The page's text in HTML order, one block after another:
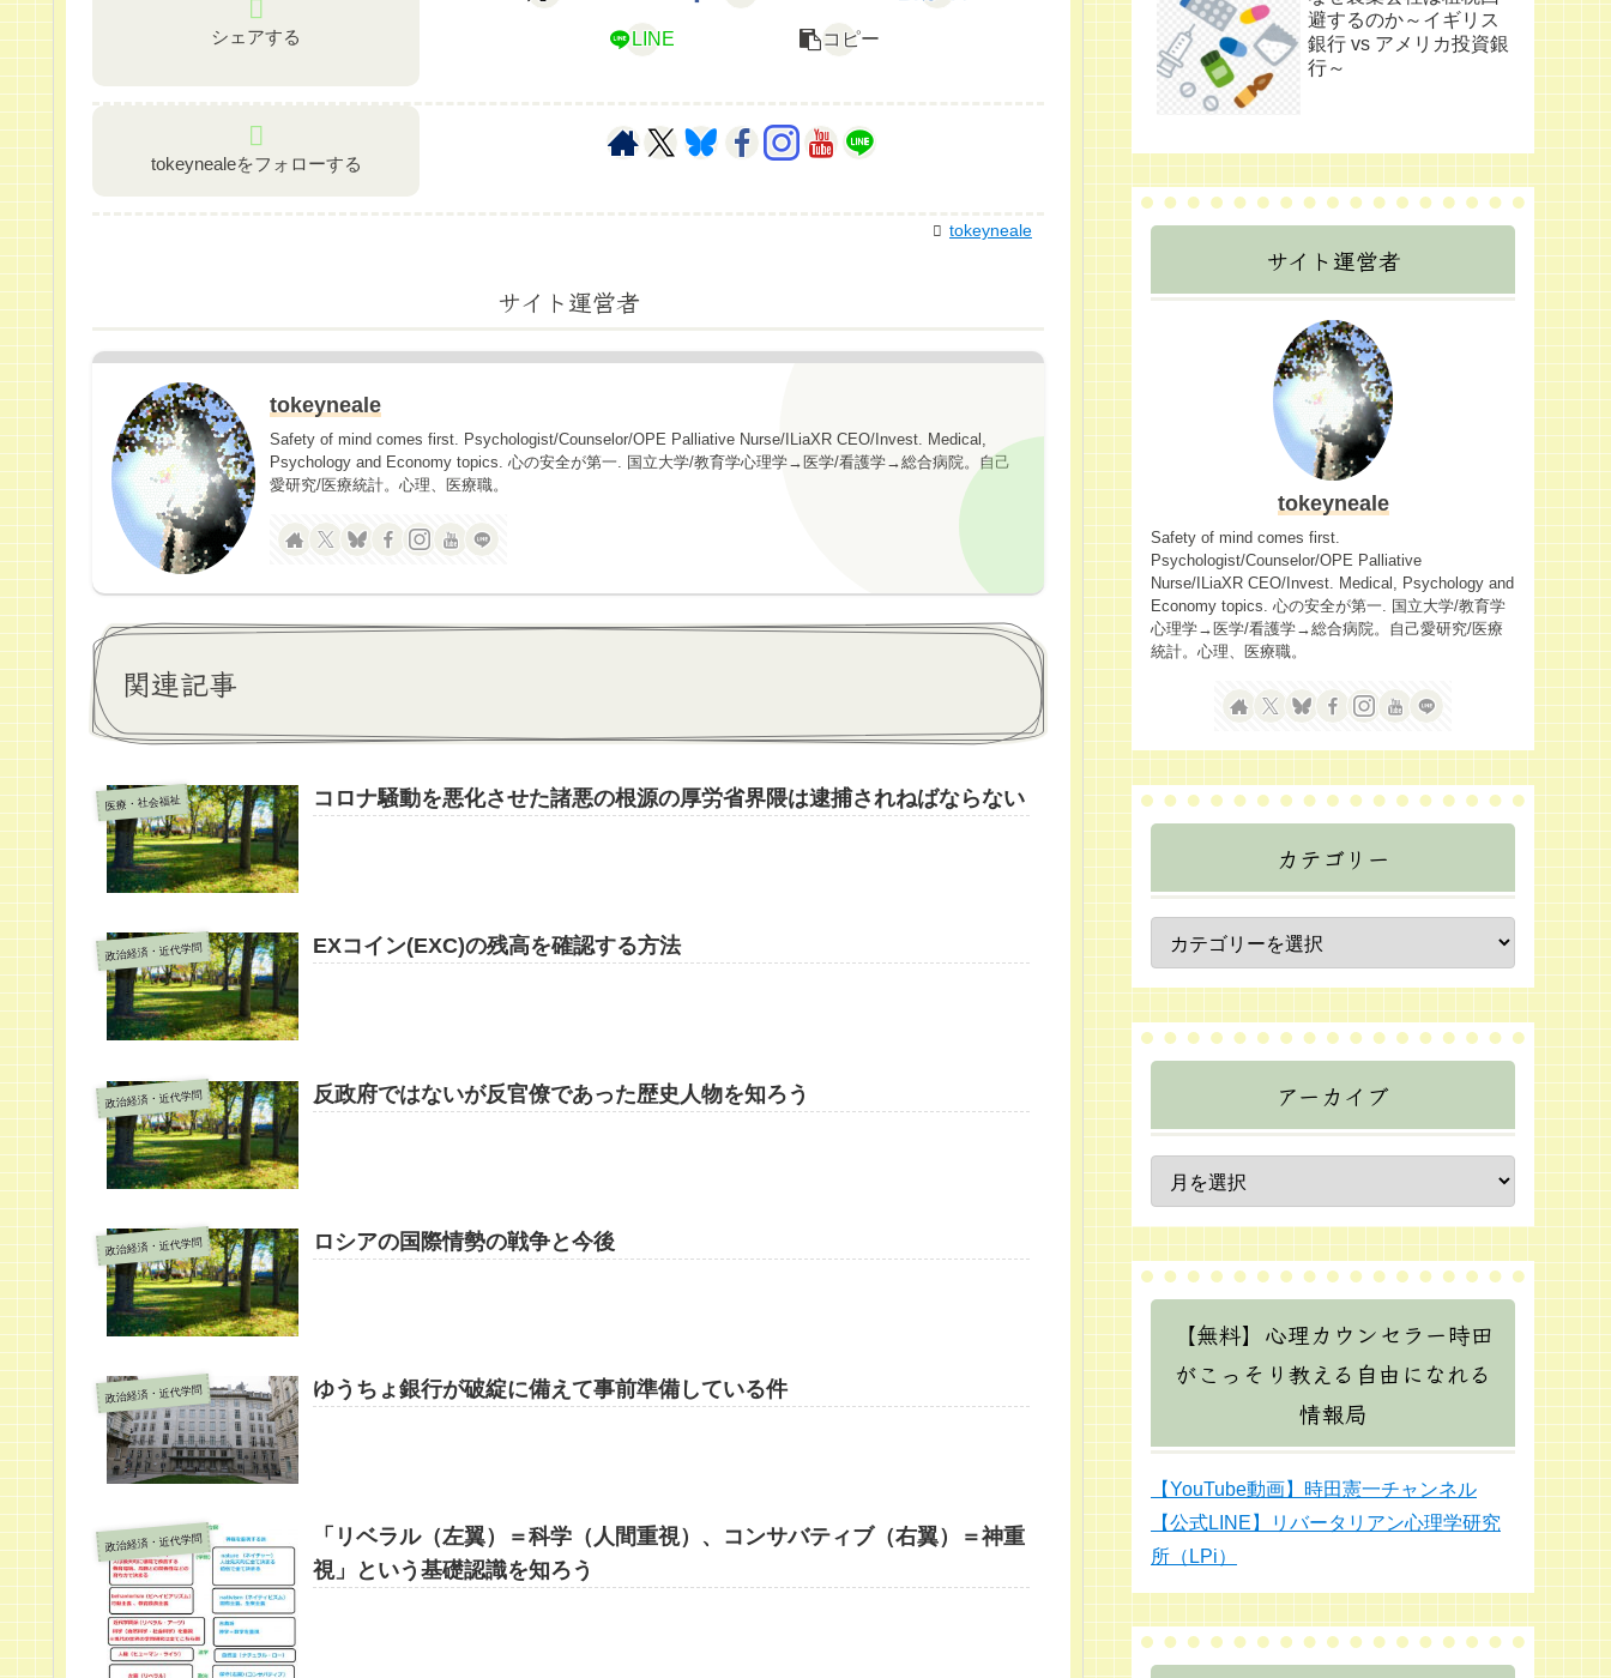
シェアする LINE コピー
tokeynealeをフォローする
tokeyneale
サイト運営者
tokeyneale
Safety of mind comes first. Psychologist/Counselor/OPE Palliative Nurse/ILiaXR CEO/Invest. Medical,
Psychology and Economy topics. 心の安全が第一. 国立大学/教育学心理学→医学/看護学→総合病院。自己
愛研究/医療統計。心理、医療職。
関連記事
医療・社会福祉 コロナ騒動を悪化させた諸悪の根源の厚労省界隈は逮捕されねばならない
政治経済・近代学問 EXコイン(EXC)の残高を確認する方法
政治経済・近代学問 反政府ではないが反官僚であった歴史人物を知ろう
政治経済・近代学問 ロシアの国際情勢の戦争と今後
政治経済・近代学問 ゆうちょ銀行が破綻に備えて事前準備している件
政治経済・近代学問
「リベラル（左翼）＝科学（人間重視）、コンサバティブ（右翼）＝神重
視」という基礎認識を知ろう
避するのか～イギリス
銀行 vs アメリカ投資銀
行～
サイト運営者
tokeyneale
Safety of mind comes first.
Psychologist/Counselor/OPE Palliative
Nurse/ILiaXR CEO/Invest. Medical, Psychology and
Economy topics. 心の安全が第一. 国立大学/教育学
心理学→医学/看護学→総合病院。自己愛研究/医療
統計。心理、医療職。
カテゴリー
アーカイブ
【無料】心理カウンセラー時田
がこっそり教える自由になれる
情報局
【YouTube動画】時田憲一チャンネル
【公式LINE】リバータリアン心理学研究
所（LPi）